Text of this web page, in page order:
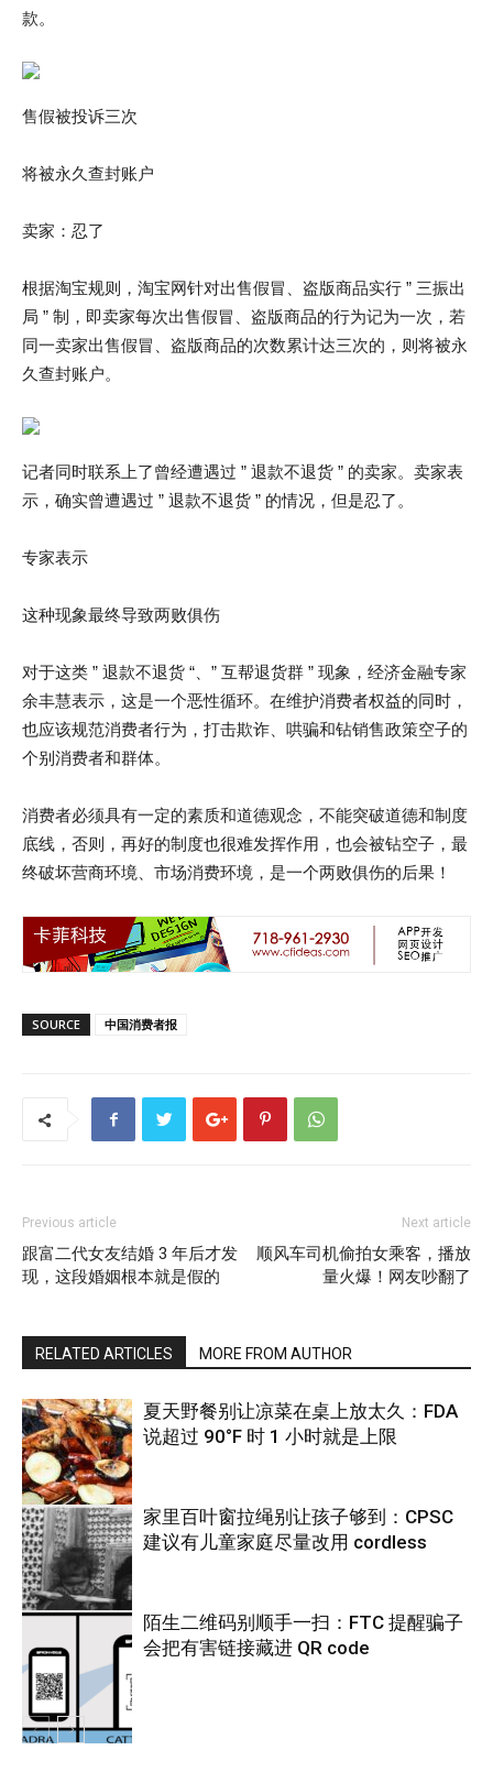
款。
售假被投诉三次
将被永久查封账户
卖家：忍了
根据淘宝规则，淘宝网针对出售假冒、盗版商品实行 ” 三振出
局 ” 制，即卖家每次出售假冒、盗版商品的行为记为一次，若
同一卖家出售假冒、盗版商品的次数累计达三次的，则将被永
久查封账户。
记者同时联系上了曾经遭遇过 ” 退款不退货 ” 的卖家。卖家表
示，确实曾遭遇过 ” 退款不退货 ” 的情况，但是忍了。
专家表示
这种现象最终导致两败俱伤
对于这类 ” 退款不退货 “、” 互帮退货群 ” 现象，经济金融专家
余丰慧表示，这是一个恶性循环。在维护消费者权益的同时，
也应该规范消费者行为，打击欺诈、哄骗和钻销售政策空子的
个别消费者和群体。
消费者必须具有一定的素质和道德观念，不能突破道德和制度
底线，否则，再好的制度也很难发挥作用，也会被钻空子，最
终破坏营商环境、市场消费环境，是一个两败俱伤的后果！
SOURCE 中国消费者报
Previous article
跟富二代女友结婚 3 年后才发
现，这段婚姻根本就是假的
Next article
顺风车司机偷拍女乘客，播放
量火爆！网友吵翻了
RELATED ARTICLES MORE FROM AUTHOR
热点
夏天野餐别让凉菜在桌上放太久：FDA
说超过 90°F 时 1 小时就是上限
热点
家里百叶窗拉绳别让孩子够到：CPSC
建议有儿童家庭尽量改用 cordless
陌生二维码别顺手一扫：FTC 提醒骗子
会把有害链接藏进 QR code